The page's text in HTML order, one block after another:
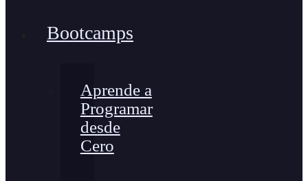
Bootcamps
Aprende a
Programar
desde
Cero